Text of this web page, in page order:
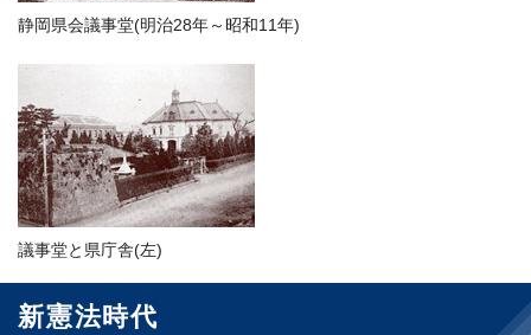
静岡県会議事堂(明治28年～昭和11年)
議事堂と県庁舎(左)
新憲法時代